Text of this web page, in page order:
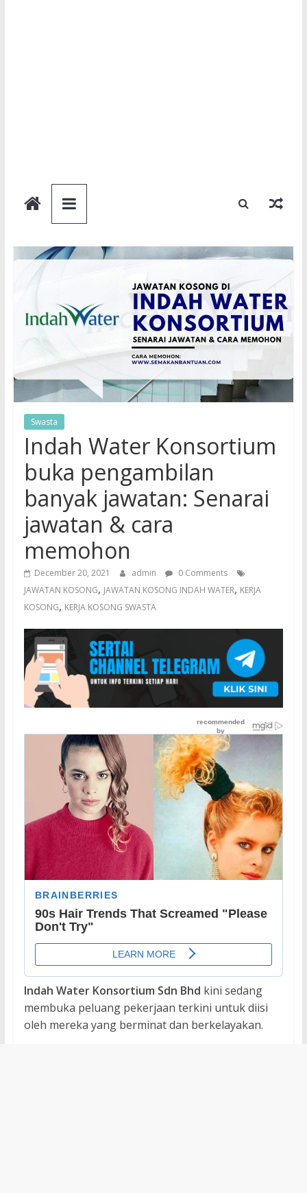
Semakan
Bantuan
Semakan
untuk
Swasta
Indah Water Konsortium
buka pengambilan
banyak jawatan: Senarai
jawatan & cara
memohon
December 20, 2021 admin
0 Comments
JAWATAN KOSONG, JAWATAN KOSONG INDAH WATER, KERJA
KOSONG, KERJA KOSONG SWASTA
Indah Water Konsortium Sdn Bhd kini sedang
membuka peluang pekerjaan terkini untuk diisi
oleh mereka yang berminat dan berkelayakan.